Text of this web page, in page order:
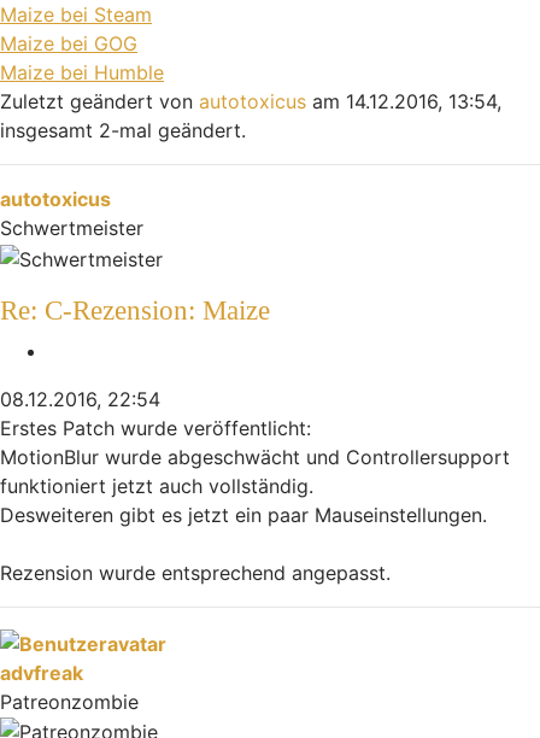
Maize bei Steam
Maize bei GOG
Maize bei Humble
Zuletzt geändert von autotoxicus am 14.12.2016, 13:54,
insgesamt 2-mal geändert.
Nach oben
autotoxicus
Schwertmeister
Re: C-Rezension: Maize
08.12.2016, 22:54
Erstes Patch wurde veröffentlicht:
MotionBlur wurde abgeschwächt und Controllersupport
funktioniert jetzt auch vollständig.
Desweiteren gibt es jetzt ein paar Mauseinstellungen.
Rezension wurde entsprechend angepasst.
advfreak
Patreonzombie